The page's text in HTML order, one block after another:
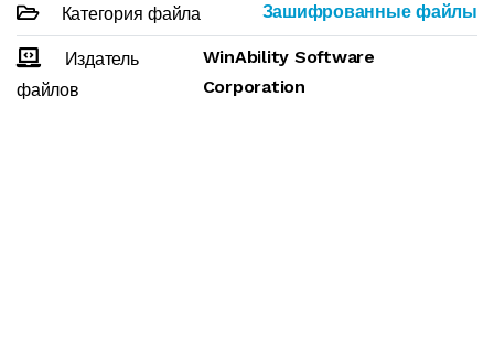
Категория файла Зашифрованные файлы
Издатель
файлов
WinAbility Software
Corporation